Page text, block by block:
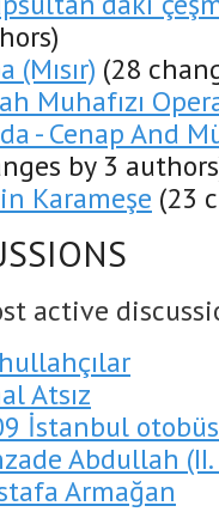
(Mısır) (28
Muhafızı
- Cenap And
by 3
Karameşe (23
active
Atsız
İstanbul otobüs
Abdullah
Armağan